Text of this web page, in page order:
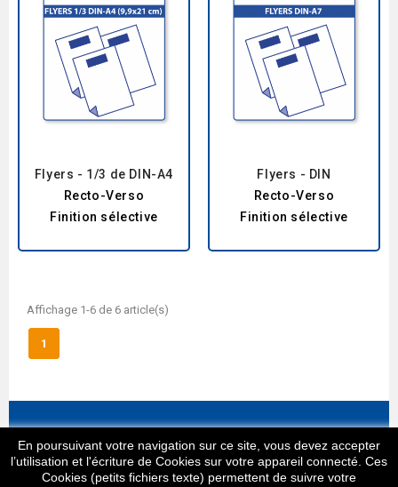
Flyers - 1/3 de DIN-A4
Recto-Verso
Finition sélective
Flyers - DIN
Recto-Verso
Finition sélective
Affichage 1-6 de 6 article(s)
1
Informations
Produits
En poursuivant votre navigation sur ce site, vous devez accepter
l’utilisation et l'écriture de Cookies sur votre appareil connecté. Ces
Cookies (petits fichiers texte) permettent de suivre votre